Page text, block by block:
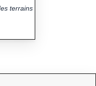
terrains